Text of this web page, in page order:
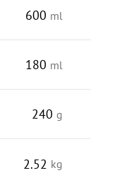
600 ml
180 ml
240 g
2.52 kg